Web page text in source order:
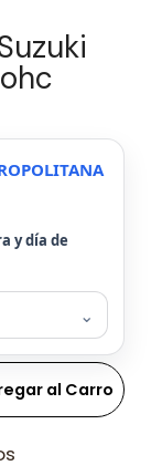
y día de
⌄
al Carro